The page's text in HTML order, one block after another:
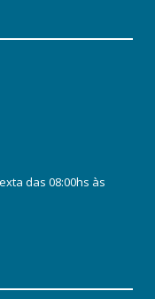
das 08:00hs às